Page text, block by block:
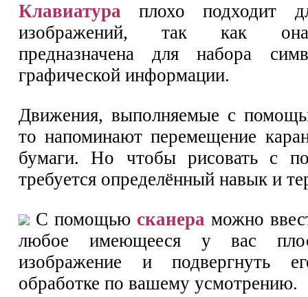
Клавиатура плохо подходит
изображений, так как она
предназначена для набора
графической информации.
Движения, выполняемые с
то напоминают перемещение
бумаги. Но чтобы рисовать с
требуется определённый навык и
С помощью сканера можно
любое имеющееся у вас
изображение и подвергнуть
обработке по вашему усмотрению.